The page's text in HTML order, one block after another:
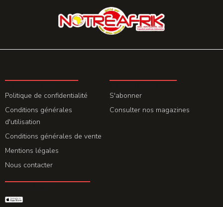
Politique de confidentialité
Conditions générales
d'utilisation
Conditions générales de vente
Mentions légales
Nous contacter
S'abonner
Consulter nos magazines